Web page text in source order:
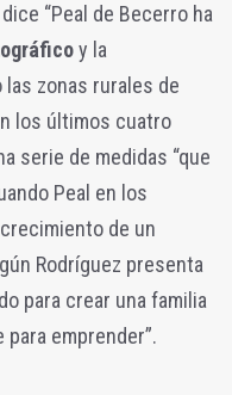
“Peal de Becerro ha
y la
zonas rurales de
los últimos cuatro
serie de medidas “que
Peal en los
de un
Rodríguez presenta
para crear una familia
emprender”.